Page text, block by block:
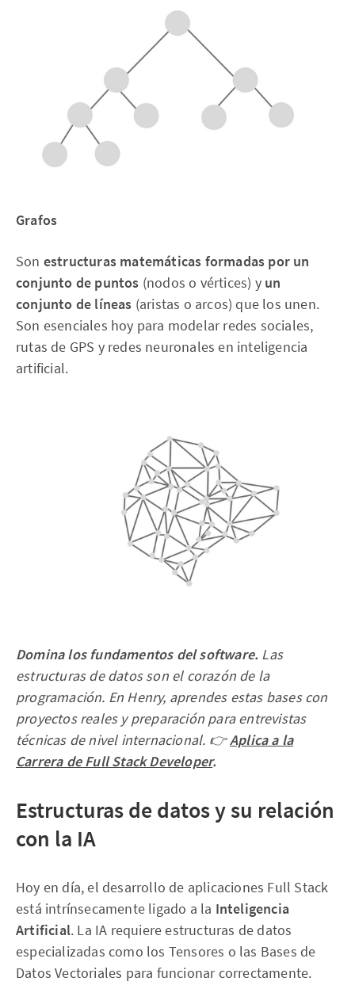
Grafos
Son estructuras matemáticas formadas por un
conjunto de puntos (nodos o vértices) y un
conjunto de líneas (aristas o arcos) que los unen.
Son esenciales hoy para modelar redes sociales,
rutas de GPS y redes neuronales en inteligencia
artificial.
Domina los fundamentos del software. Las
estructuras de datos son el corazón de la
programación. En Henry, aprendes estas bases con
proyectos reales y preparación para entrevistas
técnicas de nivel internacional. 👉Aplica a la
Carrera de Full Stack Developer.
Estructuras de datos y su relación
con la IA
Hoy en día, el desarrollo de aplicaciones Full Stack
está intrínsecamente ligado a la Inteligencia
Artificial. La IA requiere estructuras de datos
especializadas como los Tensores o las Bases de
Datos Vectoriales para funcionar correctamente.